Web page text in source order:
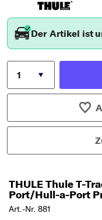
Der Artikel ist
THULE Thule T-
Port/Hull-a-Port
Art.-Nr. 881